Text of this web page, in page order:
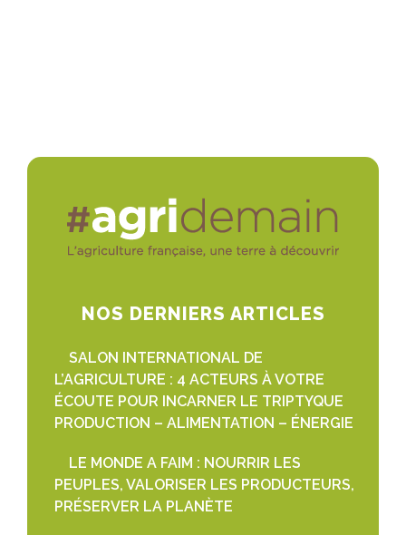
NOS DERNIERS ARTICLES
SALON INTERNATIONAL DE
L’AGRICULTURE : 4 ACTEURS À VOTRE
ÉCOUTE POUR INCARNER LE TRIPTYQUE
PRODUCTION – ALIMENTATION – ÉNERGIE
LE MONDE A FAIM : NOURRIR LES
PEUPLES, VALORISER LES PRODUCTEURS,
PRÉSERVER LA PLANÈTE